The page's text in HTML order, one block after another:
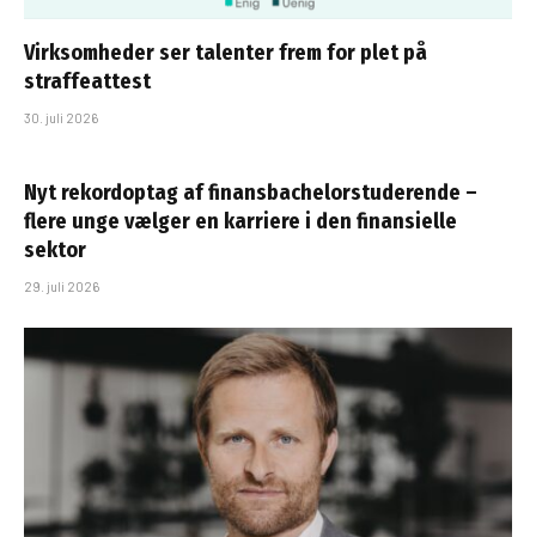
Virksomheder ser talenter frem for plet på
straffeattest
30. juli 2026
Nyt rekordoptag af finansbachelorstuderende –
flere unge vælger en karriere i den finansielle
sektor
29. juli 2026